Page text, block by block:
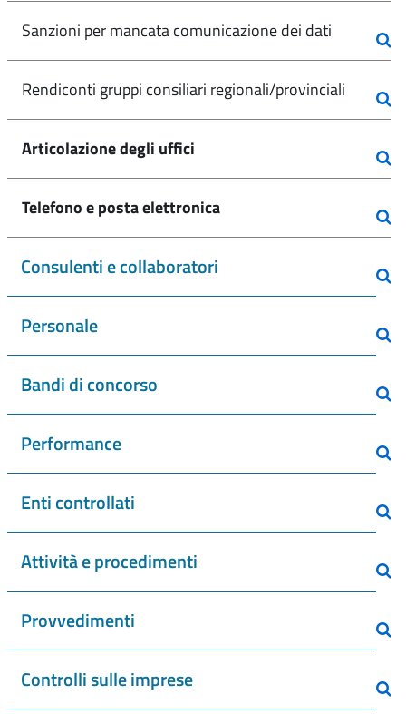
Sanzioni per mancata comunicazione dei dati
Rendiconti gruppi consiliari regionali/provinciali
Articolazione degli uffici
Telefono e posta elettronica
Consulenti e collaboratori
Personale
Bandi di concorso
Performance
Enti controllati
Attività e procedimenti
Provvedimenti
Controlli sulle imprese